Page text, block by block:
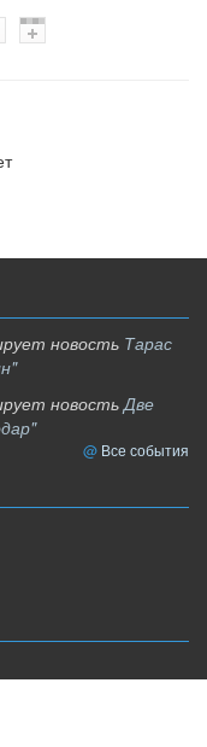
новость Тарас
новостьДве
Все события